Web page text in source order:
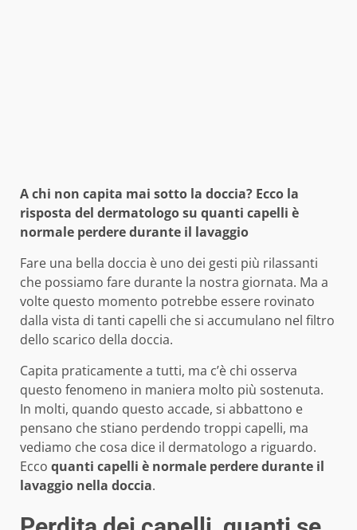
A chi non capita mai sotto la doccia? Ecco la
risposta del dermatologo su quanti capelli è
normale perdere durante il lavaggio
Fare una bella doccia è uno dei gesti più rilassanti
che possiamo fare durante la nostra giornata. Ma a
volte questo momento potrebbe essere rovinato
dalla vista di tanti capelli che si accumulano nel filtro
dello scarico della doccia.
Capita praticamente a tutti, ma c’è chi osserva
questo fenomeno in maniera molto più sostenuta.
In molti, quando questo accade, si abbattono e
pensano che stiano perdendo troppi capelli, ma
vediamo che cosa dice il dermatologo a riguardo.
Ecco quanti capelli è normale perdere durante il
lavaggio nella doccia.